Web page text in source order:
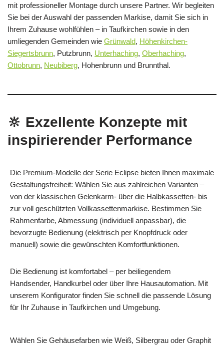
mit professioneller Montage durch unsere Partner. Wir begleiten
Sie bei der Auswahl der passenden Markise, damit Sie sich in
Ihrem Zuhause wohlfühlen – in Taufkirchen sowie in den
umliegenden Gemeinden wie Grünwald, Höhenkirchen-
Siegertsbrunn, Putzbrunn, Unterhaching, Oberhaching,
Ottobrunn, Neubiberg, Hohenbrunn und Brunnthal.
🔆 Exzellente Konzepte mit
inspirierender Performance
Die Premium-Modelle der Serie Eclipse bieten Ihnen maximale
Gestaltungsfreiheit: Wählen Sie aus zahlreichen Varianten –
von der klassischen Gelenkarm- über die Halbkassetten- bis
zur voll geschützten Vollkassettenmarkise. Bestimmen Sie
Rahmenfarbe, Abmessung (individuell anpassbar), die
bevorzugte Bedienung (elektrisch per Knopfdruck oder
manuell) sowie die gewünschten Komfortfunktionen.
Die Bedienung ist komfortabel – per beiliegendem
Handsender, Handkurbel oder über Ihre Hausautomation. Mit
unserem Konfigurator finden Sie schnell die passende Lösung
für Ihr Zuhause in Taufkirchen und Umgebung.
Wählen Sie Gehäusefarben wie Weiß, Silbergrau oder Graphit